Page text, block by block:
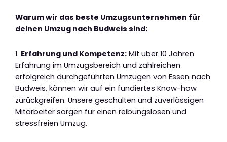
Warum wir das beste Umzugsunternehmen für
deinen Umzug nach Budweis sind:
1. Erfahrung und Kompetenz: Mit über 10 Jahren
Erfahrung im Umzugsbereich und zahlreichen
erfolgreich durchgeführten Umzügen von Essen nach
Budweis, können wir auf ein fundiertes Know-how
zurückgreifen. Unsere geschulten und zuverlässigen
Mitarbeiter sorgen für einen reibungslosen und
stressfreien Umzug.